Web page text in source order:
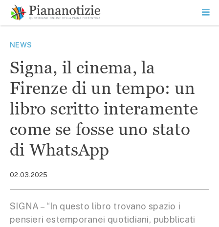
contenuto
SEARCH
NEWS
Signa, il cinema, la
Firenze di un tempo: un
libro scritto interamente
come se fosse uno stato
di WhatsApp
02.03.2025
SIGNA – “In questo libro trovano spazio i
pensieri estemporanei quotidiani, pubblicati